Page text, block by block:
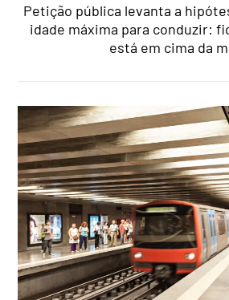
Petição pública levanta a
idade máxima para conduzir:
está em cima da